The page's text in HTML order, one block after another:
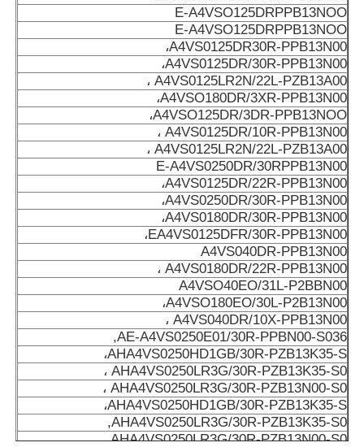
E-A4VSO125DRPPB13NOO
E-A4VSO125DRPPB13NOO
A4VS0125DR30R-PPB13N00،
A4VS0125DR/30R-PPB13N00،
A4VS0125LR2N/22L-PZB13A00 ،
A4VSO180DR/3XR-PPB13N00،
A4VSO125DR/3DR-PPB13NOO،
A4VS0125DR/10R-PPB13N00 ،
A4VS0125LR2N/22L-PZB13A00 ،
E-A4VS0250DR/30RPPB13N00
A4VS0125DR/22R-PPB13N00،
A4VS0250DR/30R-PPB13N00،
A4VS0180DR/30R-PPB13N00،
EA4VS0125DFR/30R-PPB13N00،
A4VS040DR-PPB13N00
A4VS0180DR/22R-PPB13N00 ،
A4VSO40EO/31L-P2BBN00
A4VSO180EO/30L-P2B13N00،
A4VS040DR/10X-PPB13N00 ،
AE-A4VS0250E01/30R-PPBN00-S036,
AHA4VS0250HD1GB/30R-PZB13K35-S،
AHA4VS0250LR3G/30R-PZB13K35-S0 ،
AHA4VS0250LR3G/30R-PZB13N00-S0 ،
AHA4VS0250HD1GB/30R-PZB13K35-S،
AHA4VS0250LR3G/30R-PZB13K35-S0,
AHA4VS0250LR3G/30R-PZB13N00-S0,